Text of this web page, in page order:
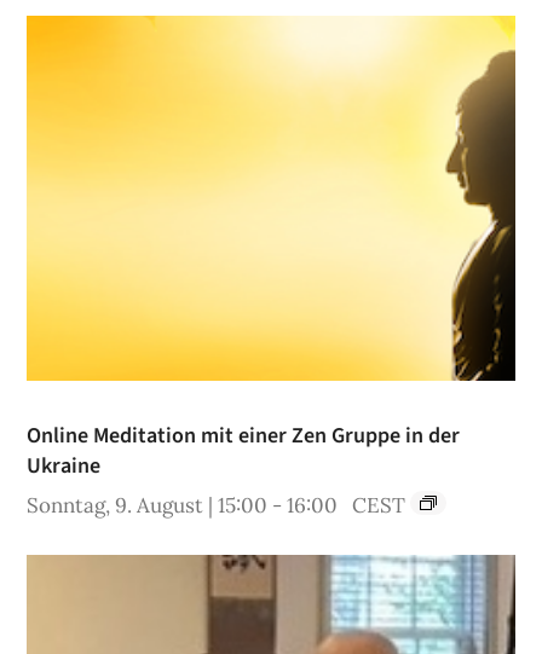
Online Meditation mit einer Zen Gruppe in der
Ukraine
Sonntag, 9. August | 15:00 -16:00 CEST